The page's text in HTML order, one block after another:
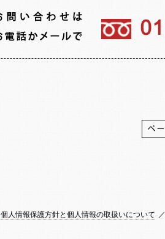
個人情報保護方針と個人情報の取扱いについて ／